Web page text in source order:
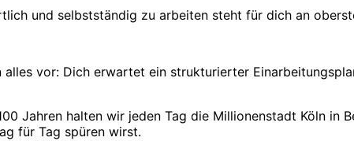
und selbstständig zu arbeiten steht für dich an
vor: Dich erwartet ein strukturierter
Jahren halten wir jeden Tag die Millionenstadt Köln
für Tag spüren wirst.